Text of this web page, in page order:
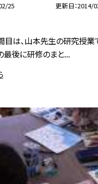
25 更新日 2014/
目は、山本先生の研究授業
最後に研修のまと...